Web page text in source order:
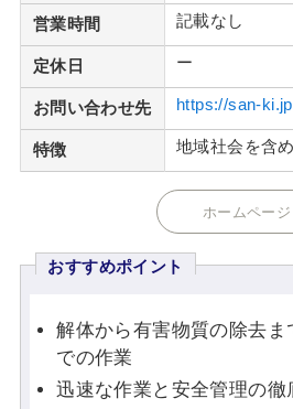
営業時間 記載なし
定休日 ー
お問い合わせ先 https://san-ki.jp
特徴 地域社会を含
ホームページ
おすすめポイント
解体から有害物質の除去ま
での作業
迅速な作業と安全管理の徹